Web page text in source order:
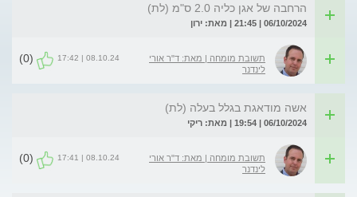
הרחבה של אגן כליה 2.0 ס"מ (לת)
06/10/2024 | 21:45 | מאת: ירון
תשובת מומחה | מאת: ד"ר אורי
לינדנר
08.10.24 | 17:42
(0)
אשה מודאגת בגלל בעלה (לת)
06/10/2024 | 19:54 | מאת: ריקי
תשובת מומחה | מאת: ד"ר אורי
לינדנר
08.10.24 | 17:41
(0)